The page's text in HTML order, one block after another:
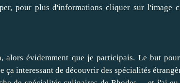
pour plus d'informations cliquer sur l'image
alors évidemment que je participais. Le but
ça interessant de découvrir des spécialités